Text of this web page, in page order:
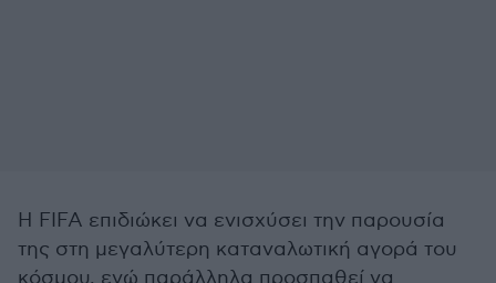
Η FIFA επιδιώκει να ενισχύσει την παρουσία
της στη μεγαλύτερη καταναλωτική αγορά του
κόσμου, ενώ παράλληλα προσπαθεί να